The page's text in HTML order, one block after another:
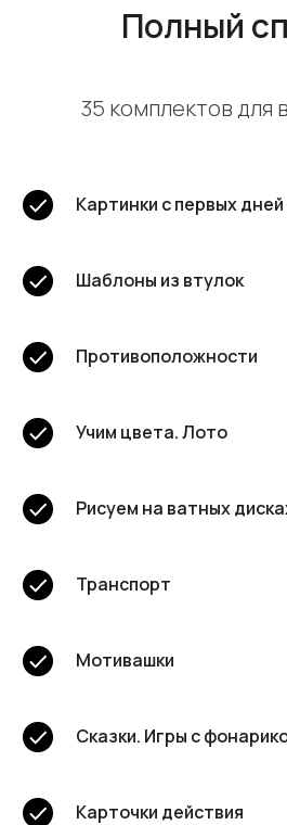
Полный
35 комплектов для
Картинки с первых
Шаблоны из втулок
Противоположности
Учим цвета. Лото
Рисуем на ватных
Транспорт
Мотивашки
Сказки. Игры с
Карточки действия